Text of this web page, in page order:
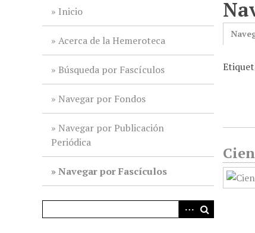
Inicio
Acerca de la Hemeroteca
Búsqueda por Fascículos
Navegar por Fondos
Navegar por Publicación
Periódica
Navegar por Fascículos